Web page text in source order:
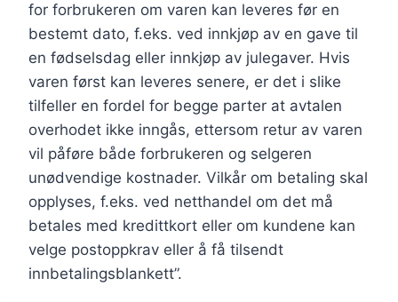
for forbrukeren om varen kan leveres før en
bestemt dato, f.eks. ved innkjøp av en gave til
en fødselsdag eller innkjøp av julegaver. Hvis
varen først kan leveres senere, er det i slike
tilfeller en fordel for begge parter at avtalen
overhodet ikke inngås, ettersom retur av varen
vil påføre både forbrukeren og selgeren
unødvendige kostnader. Vilkår om betaling skal
opplyses, f.eks. ved netthandel om det må
betales med kredittkort eller om kundene kan
velge postoppkrav eller å få tilsendt
innbetalingsblankett”.